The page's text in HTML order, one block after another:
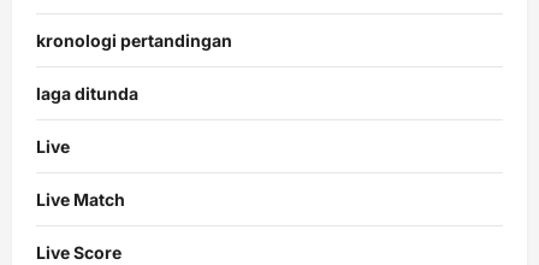
kronologi pertandingan
laga ditunda
Live
Live Match
Live Score